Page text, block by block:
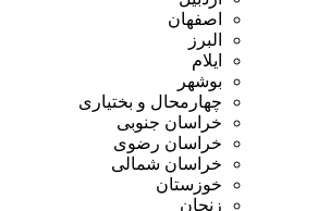
اصفهان
البرز
ایلام
بوشهر
چهارمحال و بختیاری
خراسان جنوبی
خراسان رضوی
خراسان شمالی
خوزستان
زنجان